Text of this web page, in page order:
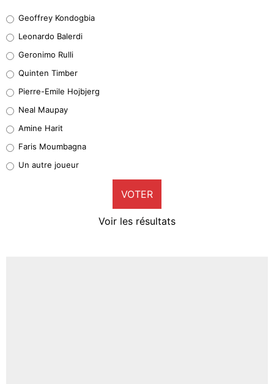
38%
32%
5%
1%
9%
Geoffrey Kondogbia
Leonardo Balerdi
Geronimo Rulli
Quinten Timber
Pierre-Emile Hojbjerg
Neal Maupay
Amine Harit
Faris Moumbagna
Un autre joueur
VOTER
Voir les résultats